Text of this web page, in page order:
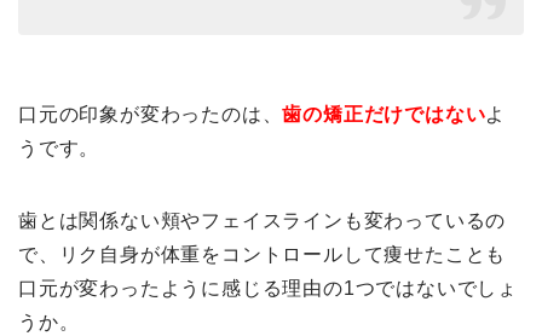
口元の印象が変わったのは、歯の矯正だけではないよ
うです。
歯とは関係ない頬やフェイスラインも変わっているの
で、リク自身が体重をコントロールして痩せたことも
口元が変わったように感じる理由の1つではないでしょ
うか。